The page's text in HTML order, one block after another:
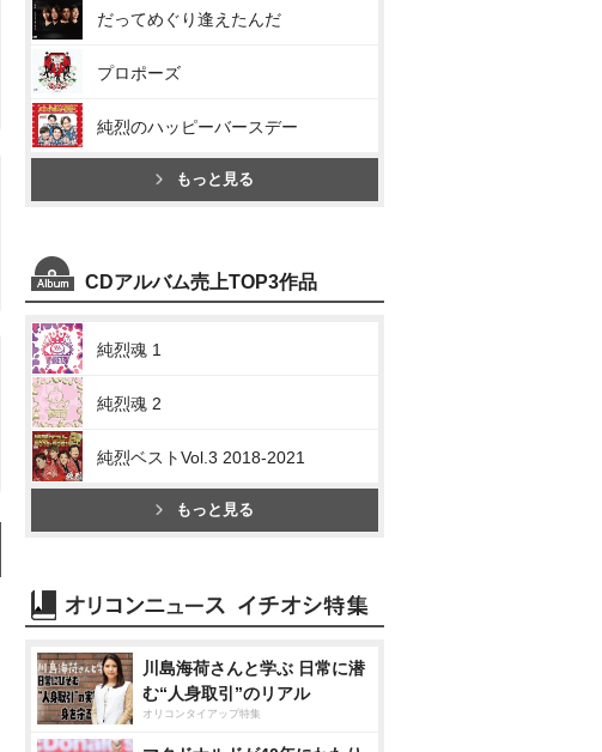
だってめぐり逢えたんだ
プロポーズ
純烈のハッピーバースデー
もっと見る
CDアルバム売上TOP3作品
純烈魂 1
純烈魂 2
純烈ベストVol.3 2018-2021
もっと見る
川島海荷さんと学ぶ 日常に潜
む“人身取引”のリアル
オリコンタイアップ特集